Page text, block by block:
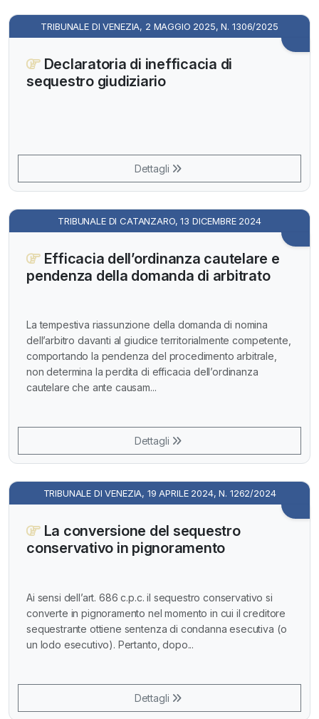
TRIBUNALE DI VENEZIA, 2 MAGGIO 2025, N. 1306/2025
Declaratoria di inefficacia di
sequestro giudiziario
Dettagli
TRIBUNALE DI CATANZARO, 13 DICEMBRE 2024
Efficacia dell’ordinanza cautelare e
pendenza della domanda di arbitrato
La tempestiva riassunzione della domanda di nomina
dell’arbitro davanti al giudice territorialmente competente,
comportando la pendenza del procedimento arbitrale,
non determina la perdita di efficacia dell’ordinanza
cautelare che ante causam...
Dettagli
TRIBUNALE DI VENEZIA, 19 APRILE 2024, N. 1262/2024
La conversione del sequestro
conservativo in pignoramento
Ai sensi dell’art. 686 c.p.c. il sequestro conservativo si
converte in pignoramento nel momento in cui il creditore
sequestrante ottiene sentenza di condanna esecutiva (o
un lodo esecutivo). Pertanto, dopo...
Dettagli